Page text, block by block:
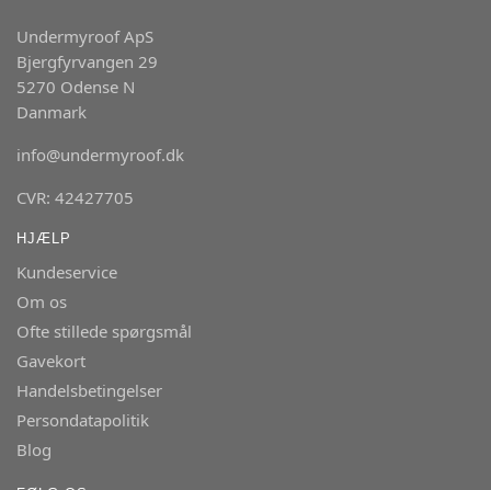
Undermyroof ApS
Bjergfyrvangen 29
5270 Odense N
Danmark
info@undermyroof.dk
CVR: 42427705
HJÆLP
Kundeservice
Om os
Ofte stillede spørgsmål
Gavekort
Handelsbetingelser
Persondatapolitik
Blog